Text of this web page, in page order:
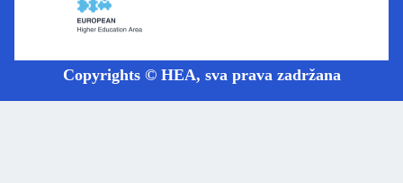
Copyrights © HEA, sva prava zadržana